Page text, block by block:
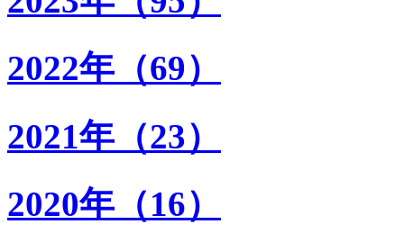
2022年（69）
2021年（23）
2020年（16）